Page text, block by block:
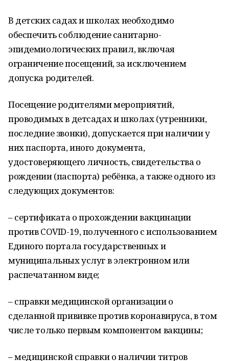
В детских садах и школах необходимо
обеспечить соблюдение санитарно-
эпидемиологических правил, включая
ограничение посещений, за исключением
допуска родителей.
Посещение родителями мероприятий,
проводимых в детсадах и школах (утренники,
последние звонки), допускается при наличии у
них паспорта, иного документа,
удостоверяющего личность, свидетельства о
рождении (паспорта) ребёнка, а также одного из
следующих документов:
– сертификата о прохождении вакцинации
против COVID-19, полученного с использованием
Единого портала государственных и
муниципальных услуг в электронном или
распечатанном виде;
– справки медицинской организации о
сделанной прививке против коронавируса, в том
числе только первым компонентом вакцины;
– медицинской справки о наличии титров